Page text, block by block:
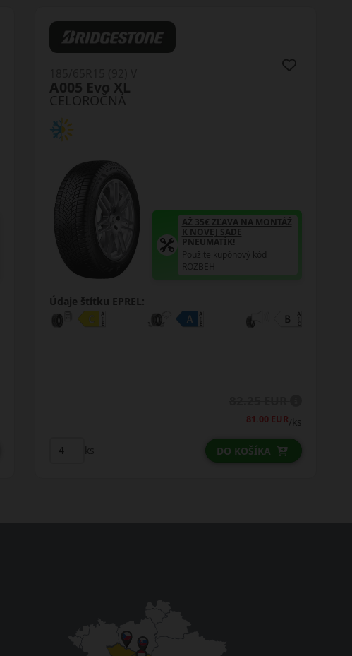
CELOROČNÁ
A005 Evo XL
AŽ 35€ ZĽAVA NA MONTÁŽ
K NOVEJ SADE
PNEUMATÍK!
Použite kupónový kód
ROZBEH
Údaje štítku EPREL:
81.00 EUR/ks
ks DO KOŠÍKA